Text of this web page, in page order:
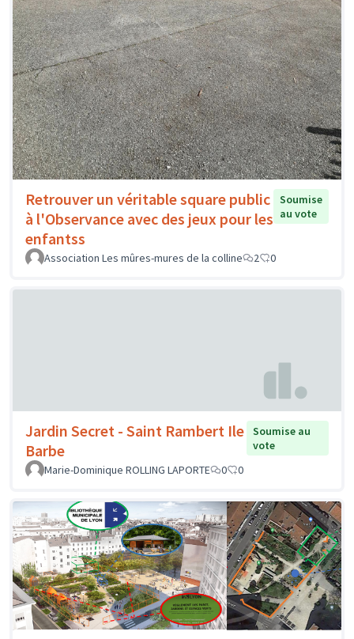
Retrouver un véritable square public
à l'Observance avec des jeux pour les
enfantss
Soumise
au vote
Association Les mûres-mures de la colline 2 0
Jardin Secret - Saint Rambert Ile
Barbe
Soumise au
vote
Marie-Dominique ROLLING LAPORTE
0 0